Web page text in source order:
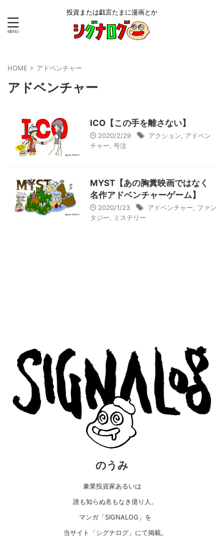
投資または戯言たまに漫画とか
HOME > アドベンチャー
アドベンチャー
ICO【この手を離さない】
2020/2/29 アクション
アドベン
チャー 号泣
MYST【あの胸糞映画ではなく
名作アドベンチャーゲーム】
2020/1/23 アドベンチャー
ファン
タジー
ミステリー
のうみ
兼業投資家あるいは
誰も知らぬ名もなき億り人。
マンガ「SIGNALOG」を
当サイト「シグナログ」にて掲載。